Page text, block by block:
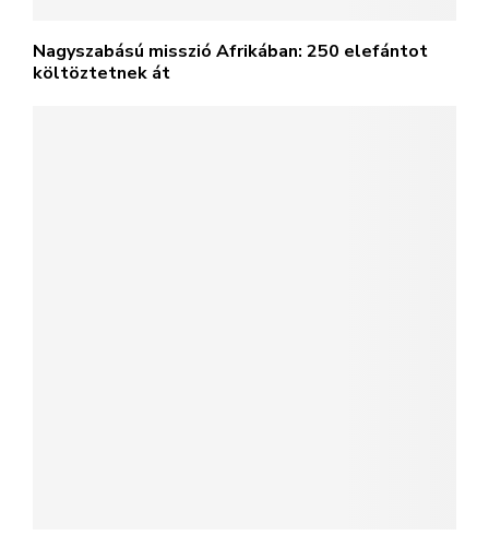
Nagyszabású misszió Afrikában: 250 elefántot
költöztetnek át